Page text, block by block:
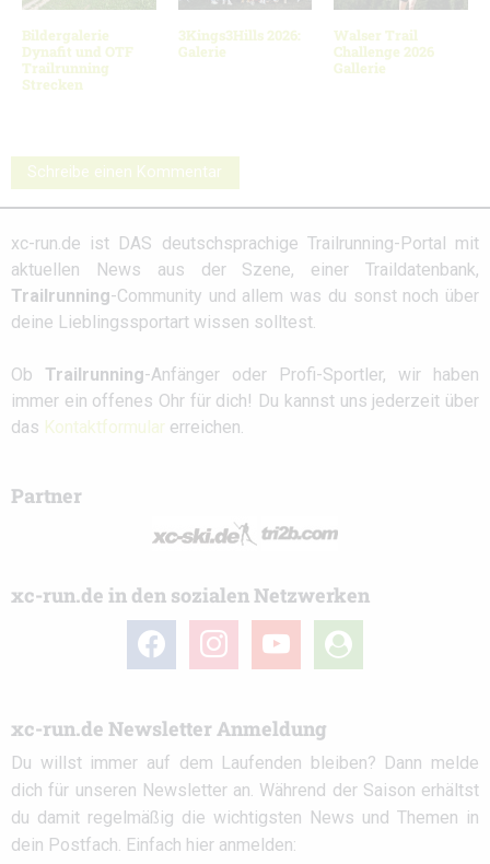
Bildergalerie
Dynafit und OTF
Trailrunning
Strecken
3Kings3Hills 2026:
Galerie
Walser Trail
Challenge 2026
Gallerie
Schreibe einen Kommentar
xc-run.de ist DAS deutschsprachige Trailrunning-Portal mit
aktuellen News aus der Szene, einer Traildatenbank,
Trailrunning-Community und allem was du sonst noch über
deine Lieblingssportart wissen solltest.
Ob Trailrunning-Anfänger oder Profi-Sportler, wir haben
immer ein offenes Ohr für dich! Du kannst uns jederzeit über
das Kontaktformular erreichen.
Partner
xc-run.de in den sozialen Netzwerken
facebook instagramyoutube
user-
circle
xc-run.de Newsletter Anmeldung
Du willst immer auf dem Laufenden bleiben? Dann melde
dich für unseren Newsletter an. Während der Saison erhältst
du damit regelmäßig die wichtigsten News und Themen in
dein Postfach. Einfach hier anmelden: